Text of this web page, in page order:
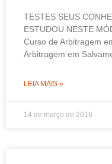
TESTES SEUS
ESTUDOU NESTE
Curso de Arbitragem
Arbitragem em
LEIA MAIS »
14 de março de 2016